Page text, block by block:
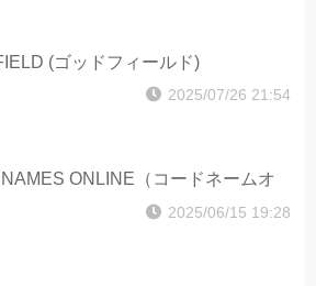
(ゴッドフィールド)
2025/07/26 21:54
ONLINE（コードネームオ
2025/06/15 19:28